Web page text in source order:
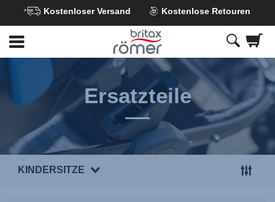
Hauptinhalt
springen
Kostenloser Versand Kostenlose Retouren
Ersatzteile
KINDERSITZE